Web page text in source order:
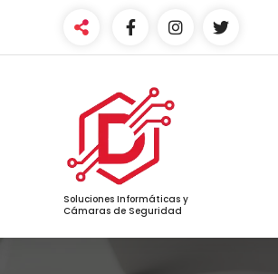
Soluciones Informáticas y
Cámaras de Seguridad